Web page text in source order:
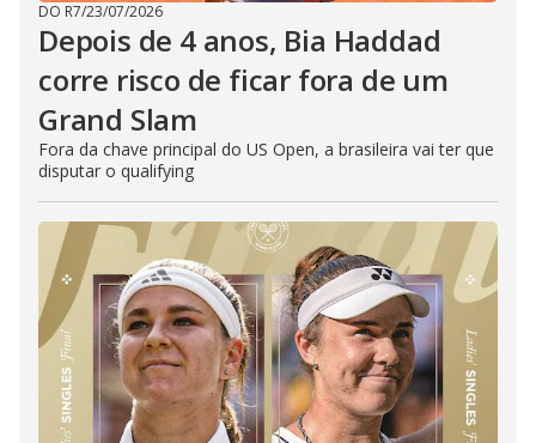
DO R7/23/07/2026
Depois de 4 anos, Bia Haddad
corre risco de ficar fora de um
Grand Slam
Fora da chave principal do US Open, a brasileira vai ter que
disputar o qualifying